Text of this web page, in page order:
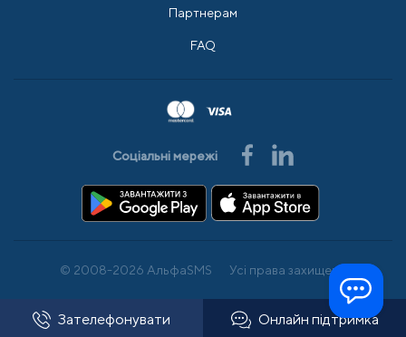
Зателефонувати Онлайн підтримка
Партнерам
FAQ
Соціальні мережі
© 2008-2026 АльфаSMS Усі права захищено